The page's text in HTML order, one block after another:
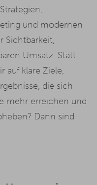
und modernen
Sichtbarkeit,
Umsatz. Statt
auf klare Ziele,
die sich
mehr erreichen und
Dann sind